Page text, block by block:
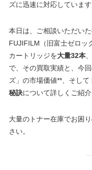
ズに迅速に対応しています
本日は、ご相談いただいた
FUJIFILM（旧富士ゼロッ
カートリッジを大量32本
で、その買取実績と、今
ズ」の市場価値**、そして
秘訣について詳しくご紹
大量のトナー在庫でお困
さい。